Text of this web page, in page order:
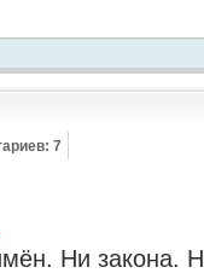
7
Ни закона.